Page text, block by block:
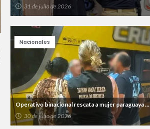
31 de julio de 2026
Operativo binacional rescata a mujer paraguaya ...
30 de julio de 2026
Nacionales